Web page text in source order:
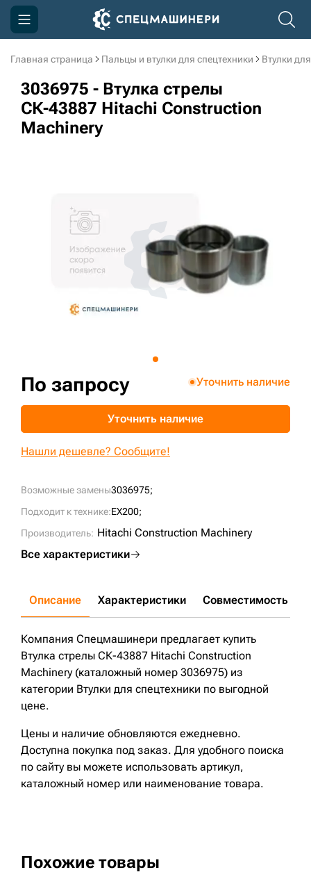
Главная страница Пальцы и втулки для спецтехники Втулки
3036975 - Втулка стрелы
СК-43887 Hitachi Construction
Machinery
Возможные замены3036975;
Подходит к технике:EX200;
Производитель: Hitachi Construction Machinery
Все характеристики
По запросу Уточнить наличие
Уточнить наличие
Нашли дешевле? Сообщите!
Описание Характеристики Совместимость
Компания Спецмашинери предлагает купить
Втулка стрелы СК-43887 Hitachi Construction
Machinery (каталожный номер 3036975) из
категории Втулки для спецтехники по выгодной
цене.
Цены и наличие обновляются ежедневно.
Доступна покупка под заказ. Для удобного поиска
по сайту вы можете использовать артикул,
каталожный номер или наименование товара.
Похожие товары
Компания
Акции
Доставка и оплата
3D тур по производству